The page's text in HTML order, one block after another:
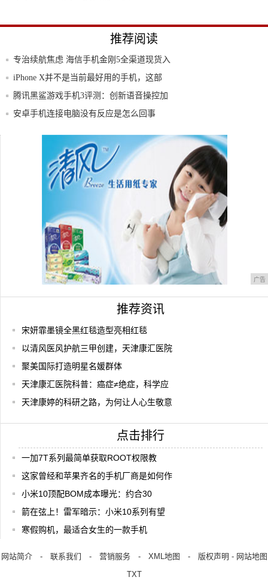
推荐阅读
专治续航焦虑 海信手机金刚5全渠道现货入
手!
iPhone X并不是当前最好用的手机，这部
腾讯黑鲨游戏手机3评测：创新语音操控加
持，3
安卓手机连接电脑没有反应是怎么回事
快讯｜中国GPU服务器市场规模为8.3亿美
广告
推荐资讯
宋妍霏墨镜全黑红毯造型亮相红毯
以清风医风护航三甲创建，天津康汇医院
聚美国际打造明星名媛群体
天津康汇医院科普：癌症≠绝症，科学应
天津康婷的科研之路，为何让人心生敬意
点击排行
一加7T系列最简单获取ROOT权限教
这家曾经和苹果齐名的手机厂商是如何作
小米10顶配BOM成本曝光：约合30
箭在弦上！雷军暗示：小米10系列有望
寒假购机，最适合女生的一款手机
网站简介- 联系我们 - 营销服务- XML地图 - 版权声明 - 网站地图
TXT